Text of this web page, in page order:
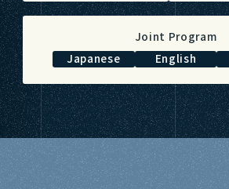
Joint Program
Japanese
English